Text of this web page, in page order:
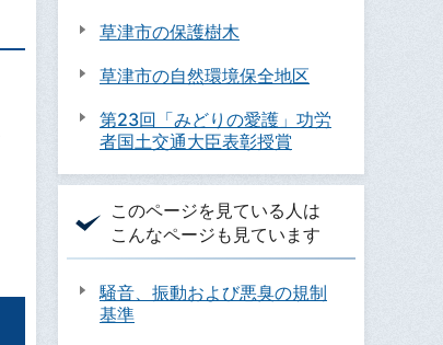
草津市の保護樹木
草津市の自然環境保全地区
第23回「みどりの愛護」功労
者国土交通大臣表彰授賞
このページを見ている人は
こんなページも見ています
騒音、振動および悪臭の規制
基準